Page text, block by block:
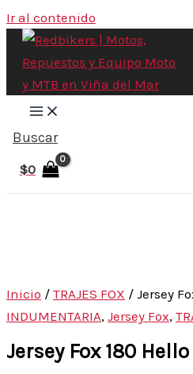
Ir al contenido
Buscar
$0
Inicio / TRAJES FOX / Jersey
INDUMENTARIA, Jersey Fox,
Jersey Fox 180